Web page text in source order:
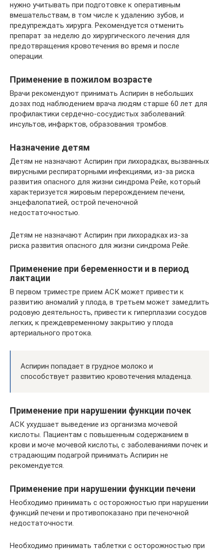
нужно учитывать при подготовке к оперативным
вмешательствам, в том числе к удалению зубов, и
предупреждать хирурга. Рекомендуется отменить
препарат за неделю до хирургического лечения для
предотвращения кровотечения во время и после
операции.
Применение в пожилом возрасте
Врачи рекомендуют принимать Аспирин в небольших
дозах под наблюдением врача людям старше 60 лет для
профилактики сердечно-сосудистых заболеваний:
инсультов, инфарктов, образования тромбов.
Назначение детям
Детям не назначают Аспирин при лихорадках, вызванных
вирусными респираторными инфекциями, из-за риска
развития опасного для жизни синдрома Рейе, который
характеризуется жировым перерождением печени,
энцефалопатией, острой печеночной
недостаточностью.
Детям не назначают Аспирин при лихорадках из-за
риска развития опасного для жизни синдрома Рейе.
Применение при беременности и в период
лактации
В первом триместре прием АСК может привести к
развитию аномалий у плода, в третьем может замедлить
родовую деятельность, привести к гиперплазии сосудов
легких, к преждевременному закрытию у плода
артериального протока.
Аспирин попадает в грудное молоко и
способствует развитию кровотечения младенца.
Применение при нарушении функции почек
АСК ухудшает выведение из организма мочевой
кислоты. Пациентам с повышенным содержанием в
крови и моче мочевой кислоты, с заболеваниями почек и
страдающим подагрой принимать Аспирин не
рекомендуется.
Применение при нарушении функции печени
Необходимо принимать с осторожностью при нарушении
функций печени и противопоказано при печеночной
недостаточности.
Необходимо принимать таблетки с осторожностью при